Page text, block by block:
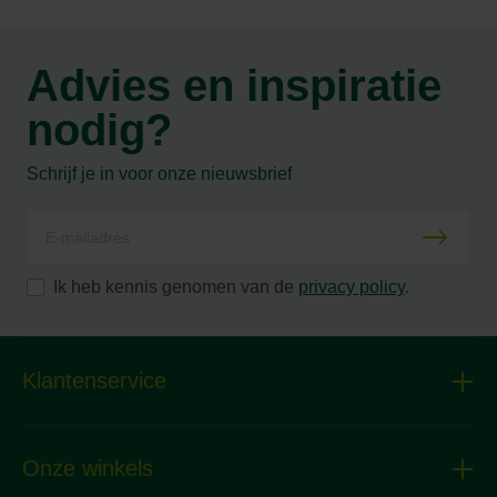
Advies en inspiratie
nodig?
Schrijf je in voor onze nieuwsbrief
Ik heb kennis genomen van de privacy policy.
Klantenservice
Onze winkels